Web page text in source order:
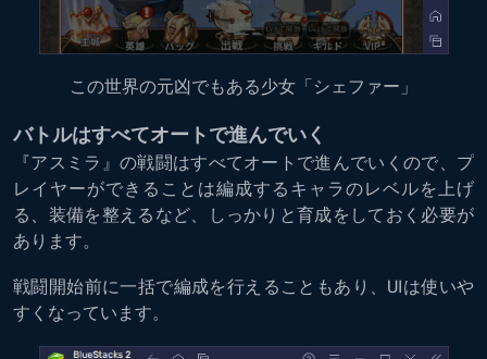
この世界の元凶でもある少女「シェファー」
バトルはすべてオートで進んでいく
『アスミラ』の戦闘はすべてオートで進んでいくので、プ
レイヤーができることは編成するキャラのレベルを上げ
る、装備を整えるなど、しっかりと育成をしておく必要が
あります。
戦闘開始前に一括で編成を行えることもあり、UIは使いや
すくなっています。